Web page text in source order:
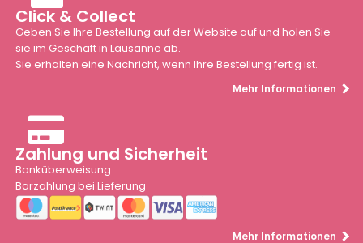
Click & Collect
Geben Sie Ihre Bestellung auf der Website auf und holen Sie
sie im Geschäft in Lausanne ab.
Sie erhalten eine Nachricht, wenn Ihre Bestellung fertig ist.
Mehr Informationen
Zahlung und Sicherheit
Banküberweisung
Barzahlung bei Lieferung
Mehr Informationen